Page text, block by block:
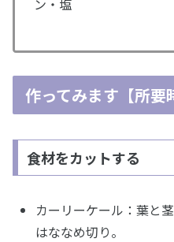
ン・塩
作ってみます【所要
食材をカットする
カーリーケール：葉と
はななめ切り。